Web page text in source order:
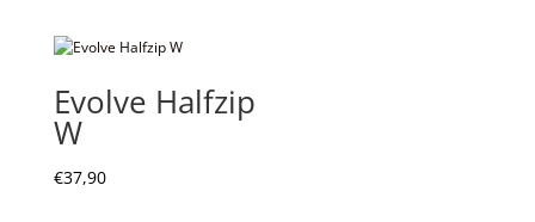
Evolve Halfzip
W
€37,90